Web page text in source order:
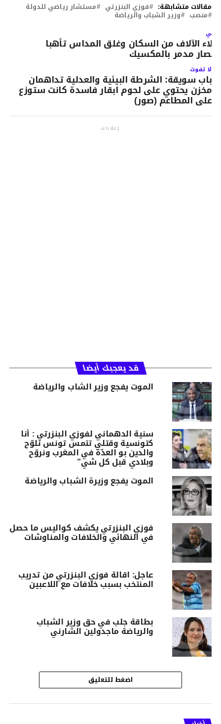
مقالات متشابهة: فوزي البنزرتي مستشار رياضي للدولة
منصب وزير الشباب والرياضة
الآلاف من السكان وغلق المداس تأهبا
مدمر بالمكسيك
لا تفوت
باب سويقة: الشرطة البيئية والعدلية تداهمان
مخزن يحتوي على لحوم ابقار فاسدة كانت ستوزع
على المطاعم (صور)
إعلانات
قد يعجبك أيضا
الموت يفجع وزير الشاب والرياضة
سنية الدهماني لفوزي البنزرتي : أنا
كتونسية وقتلي تتمس تونس نلوّح
والدين بو العدّة في المغرب ونروّح
وبلادي قبل كل شي”
الموت يفجع وزيرة الشباب والرياضة
فوزي البنزرتي يكشف كواليس ما حصل
في النهائي والخلافات والمناوشات
عاجل: اقالة فوزي البنزرتي من تدريب
المنتخب بسبب خلافات مع اللاعبين
بطاقة جلب في حق وزير الشباب
والرياضة ماجدولين الشارني
اضغط للتعليق